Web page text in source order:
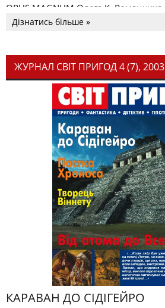
OPUS MAGNUM Олега К. Романчука
Дізнатись більше »
ЖУРНАЛ СВІТ ПРИГОД 4 (7), 2003
КАРАВАН ДО СІДІГЕЙРО